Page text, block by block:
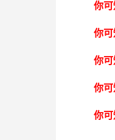
你
你
你
你
你